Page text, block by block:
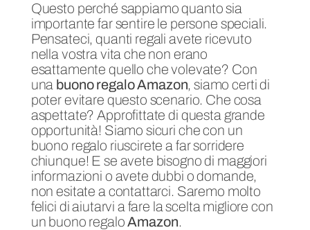
Questo perché sappiamo quanto sia
importante far sentire le persone speciali.
Pensateci, quanti regali avete ricevuto
nella vostra vita che non erano
esattamente quello che volevate? Con
una buono regalo Amazon, siamo certi di
poter evitare questo scenario. Che cosa
aspettate? Approfittate di questa grande
opportunità! Siamo sicuri che con un
buono regalo riuscirete a far sorridere
chiunque! E se avete bisogno di maggiori
informazioni o avete dubbi o domande,
non esitate a contattarci. Saremo molto
felici di aiutarvi a fare la scelta migliore con
un buono regaloAmazon.